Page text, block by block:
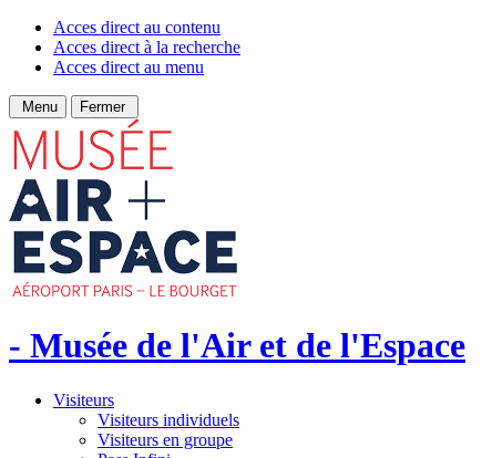
Acces direct au contenu
Acces direct à la recherche
Acces direct au menu
Menu Fermer
- Musée de l'Air et de l'Espace
Visiteurs
Visiteurs individuels
Visiteurs en groupe